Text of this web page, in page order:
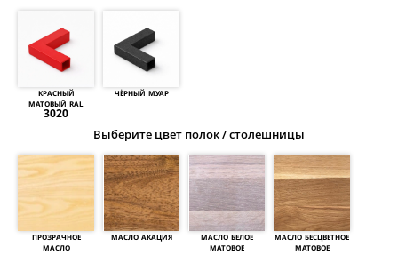
красный
матовый ral
3020
чёрный муар
Выберите цвет полок / столешницы
прозрачное
масло
масло акация масло белое
матовое
масло бесцветное
матовое